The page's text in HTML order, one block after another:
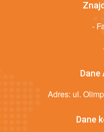
-
Dane
Adres: ul.
Dane